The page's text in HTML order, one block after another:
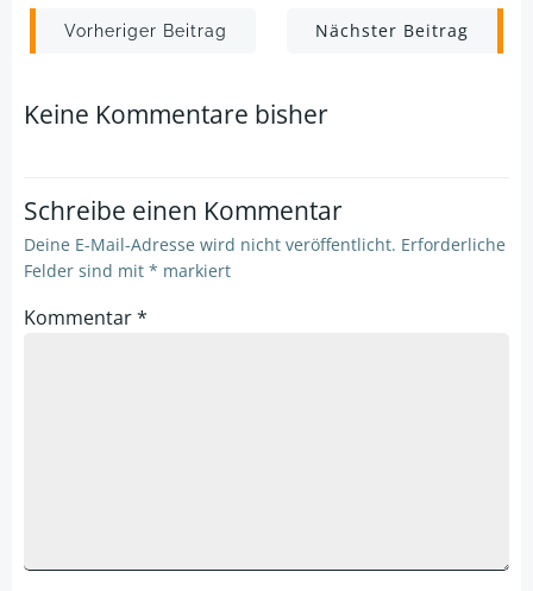
Post
navigation
Vorheriger Beitrag
Post
navigation
Nächster Beitrag
Keine Kommentare bisher
Schreibe einen Kommentar
Deine E-Mail-Adresse wird nicht veröffentlicht. Erforderliche
Felder sind mit * markiert
Kommentar*